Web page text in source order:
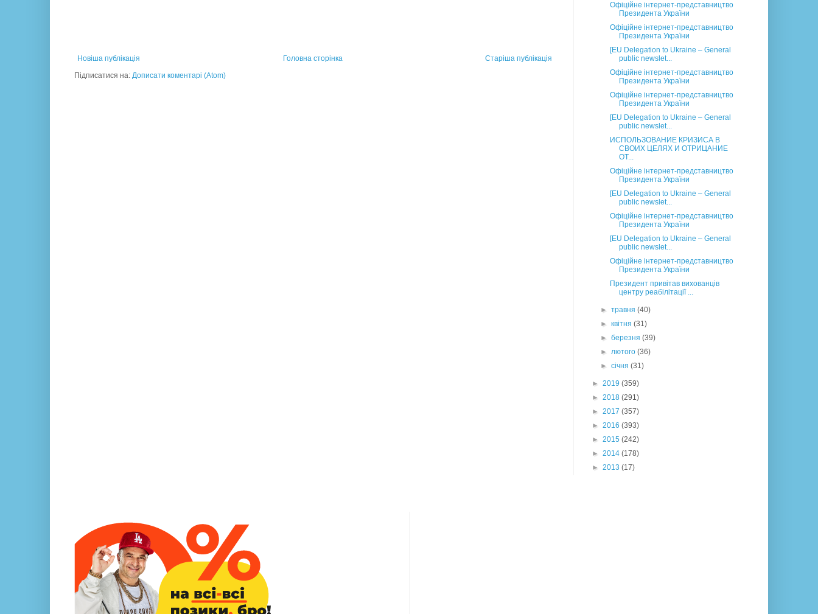
Новіша публікація Старіша публікація
Головна сторінка
Підписатися на: Дописати коментарі (Atom)
Офіційне інтернет-представництво
Президента України
Офіційне інтернет-представництво
Президента України
[EU Delegation to Ukraine – General
public newslet...
Офіційне інтернет-представництво
Президента України
Офіційне інтернет-представництво
Президента України
[EU Delegation to Ukraine – General
public newslet...
ИСПОЛЬЗОВАНИЕ КРИЗИСА В
СВОИХ ЦЕЛЯХ И ОТРИЦАНИЕ
ОТ...
Офіційне інтернет-представництво
Президента України
[EU Delegation to Ukraine – General
public newslet...
Офіційне інтернет-представництво
Президента України
[EU Delegation to Ukraine – General
public newslet...
Офіційне інтернет-представництво
Президента України
Президент привітав вихованців
центру реабілітації ...
►травня(40)
►квітня(31)
►березня(39)
►лютого(36)
►січня(31)
► 2019 (359)
► 2018 (291)
► 2017 (357)
► 2016 (393)
► 2015 (242)
► 2014 (178)
► 2013 (17)